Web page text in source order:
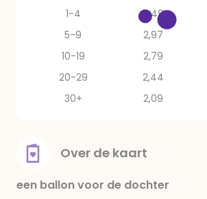
1-4
3,49
5-9
2,97
10-19
2,79
20-29
2,44
30+
2,09
Over de kaart
een ballon voor de dochter